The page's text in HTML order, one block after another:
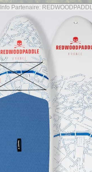
Info Partenaire: